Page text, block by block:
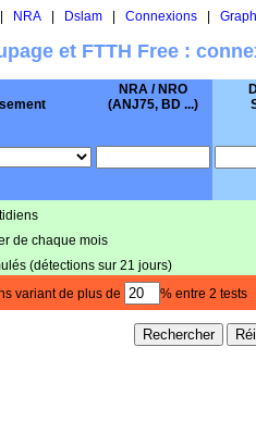
NRA| Dslam| Connexions|
et FTTH Free :
NRA / NRO
(ANJ75, BD ...)
de chaque mois
(détections sur 21 jours)
variant de plus de % entre 2 tests